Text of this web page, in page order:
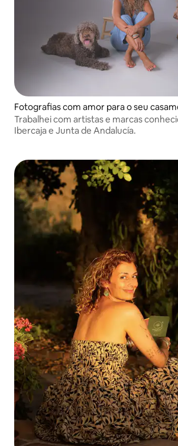
Fotografias com amor para o seu
Trabalhei com artistas e marcas
Ibercaja e Junta de Andalucía.